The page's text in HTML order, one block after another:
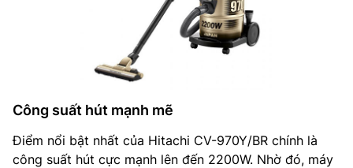
Công suất hút mạnh mẽ
Điểm nổi bật nhất của Hitachi CV-970Y/BR chính là
công suất hút cực mạnh lên đến 2200W. Nhờ đó, máy